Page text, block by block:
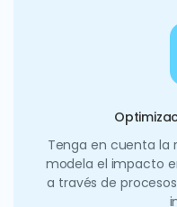
Tenga en cuenta la
modela el impacto
a través de